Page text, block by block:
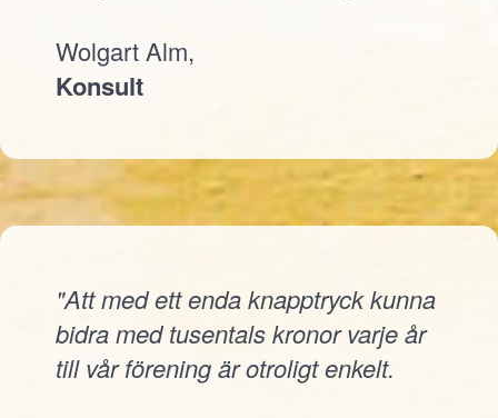
Wolgart Alm,
Konsult
"Att med ett enda knapptryck kunna
bidra med tusentals kronor varje år
till vår förening är otroligt enkelt.